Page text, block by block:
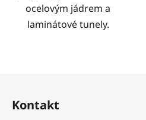
ocelovým jádrem a
laminátové tunely.
Kontakt